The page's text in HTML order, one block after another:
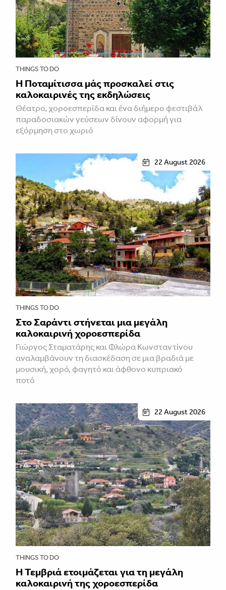
THINGS TO DO
Η Ποταμίτισσα μάς προσκαλεί στις
καλοκαιρινές της εκδηλώσεις
Θέατρο, χοροεσπερίδα και ένα διήμερο φεστιβάλ
παραδοσιακών γεύσεων δίνουν αφορμή για
εξόρμηση στο χωριό
22 August 2026
THINGS TO DO
Στο Σαράντι στήνεται μια μεγάλη
καλοκαιρινή χοροεσπερίδα
Γιώργος Σταματάρης και Φλώρα Κωνσταντίνου
αναλαμβάνουν τη διασκέδαση σε μια βραδιά με
μουσική, χορό, φαγητό και άφθονο κυπριακό
ποτό
22 August 2026
THINGS TO DO
Η Τεμβριά ετοιμάζεται για τη μεγάλη
καλοκαιρινή της χοροεσπερίδα